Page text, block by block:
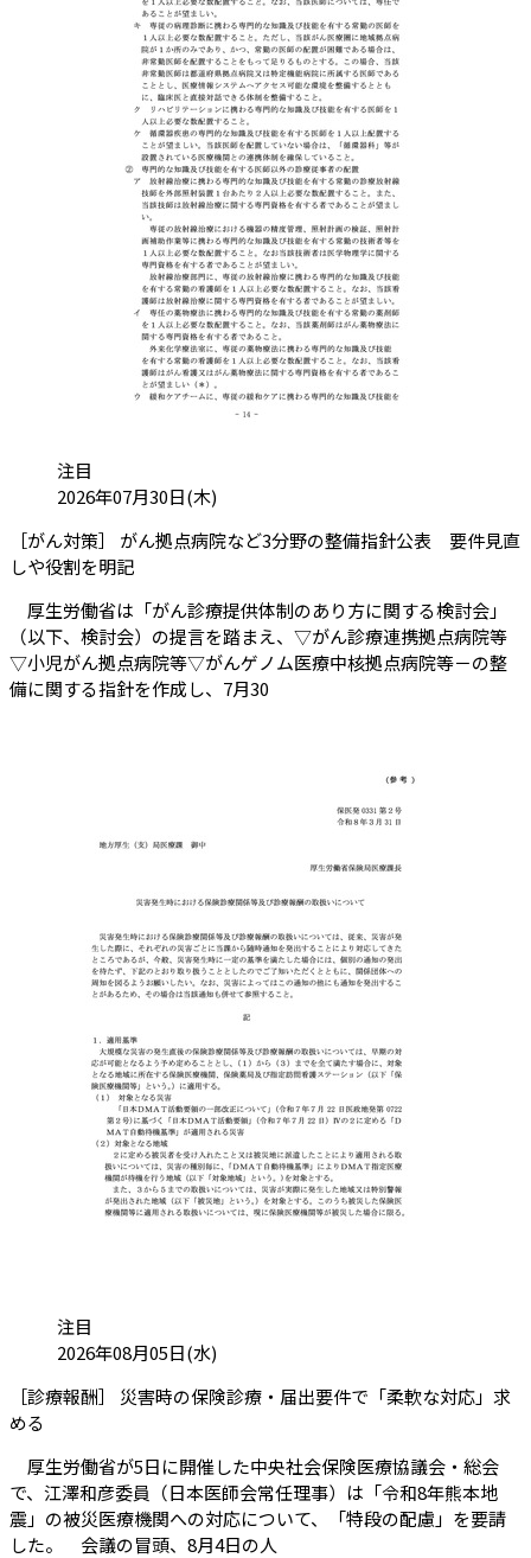
カテゴリ:
注目
投稿日:2026年07月30日(木)
［がん対策］ がん拠点病院など3分野の整備指針公表 要件見直
しや役割を明記（会員限定記事）
厚生労働省は「がん診療提供体制のあり方に関する検討会」
（以下、検討会）の提言を踏まえ、▽がん診療連携拠点病院等
▽小児がん拠点病院等▽がんゲノム医療中核拠点病院等－の整
備に関する指針を作成し、7月30
カテゴリ:
注目
投稿日:2026年08月05日(水)
［診療報酬］ 災害時の保険診療・届出要件で「柔軟な対応」求
める
厚生労働省が5日に開催した中央社会保険医療協議会・総会
で、江澤和彦委員（日本医師会常任理事）は「令和8年熊本地
震」の被災医療機関への対応について、「特段の配慮」を要請
した。 会議の冒頭、8月4日の人